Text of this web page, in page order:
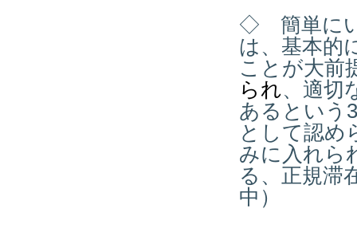
◇ 簡単にい
は、基本的
ことが大前
られ、適切
あるという 3
として認め
みに入れら
る、正規滞
中）